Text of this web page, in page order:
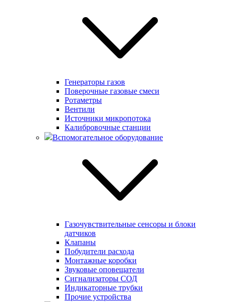
Генераторы газов
Поверочные газовые смеси
Ротаметры
Вентили
Источники микропотока
Калибровочные станции
Вспомогательное оборудование
Газочувствительные сенсоры и блоки
датчиков
Клапаны
Побудители расхода
Монтажные коробки
Звуковые оповещатели
Сигнализаторы СОД
Индикаторные трубки
Прочие устройства